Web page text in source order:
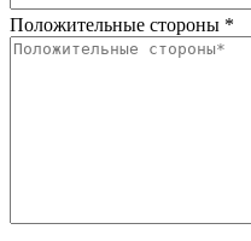
Положительные стороны *